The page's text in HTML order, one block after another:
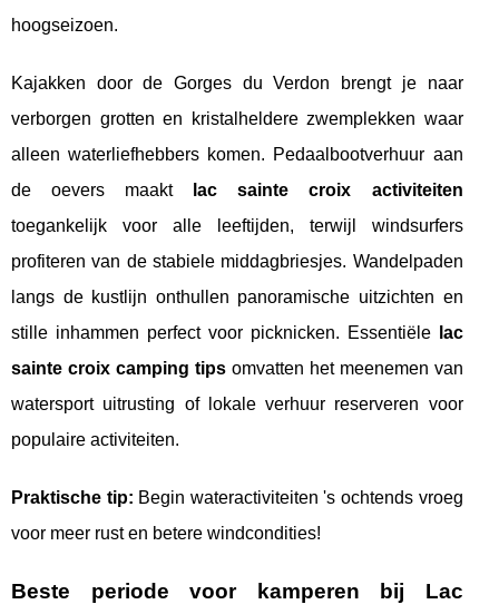
hoogseizoen.
Kajakken door de Gorges du Verdon brengt je naar
verborgen grotten en kristalheldere zwemplekken waar
alleen waterliefhebbers komen. Pedaalbootverhuur aan
de oevers maakt
lac sainte croix activiteiten
toegankelijk voor alle leeftijden, terwijl windsurfers
profiteren van de stabiele middagbriesjes. Wandelpaden
langs de kustlijn onthullen panoramische uitzichten en
stille inhammen perfect voor picknicken. Essentiële
lac
sainte croix camping tipsomvatten het meenemen van
watersport uitrusting of lokale verhuur reserveren voor
populaire activiteiten.
Praktische tip: Begin wateractiviteiten 's ochtends vroeg
voor meer rust en betere windcondities!
Beste periode voor kamperen bij Lac